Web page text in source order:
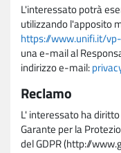
L'interessato potrà
utilizzando l'apposito
https://www.unifi.it/
una e-mail al
indirizzo e-mail:
Reclamo
L' interessato ha
Garante per la
del GDPR (http://